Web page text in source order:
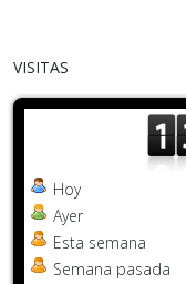
VISITAS
Hoy
Ayer
Esta semana
Semana pasada